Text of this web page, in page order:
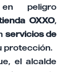
peligro
OXXO,
servicios de
protección.
el alcalde